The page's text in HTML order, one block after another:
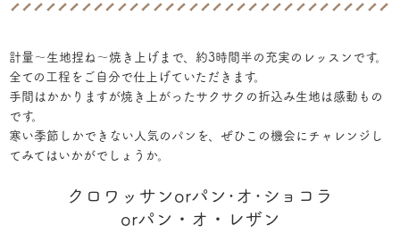
計量〜生地捏ね〜焼き上げまで、約3時間半の充実のレッスンです。
全ての工程をご自分で仕上げていただきます。
手間はかかりますが焼き上がったサクサクの折込み生地は感動もの
です。
寒い季節しかできない人気のパンを、ぜひこの機会にチャレンジし
てみてはいかがでしょうか。
クロワッサンorパン･オ･ショコラ
orパン・オ・レザン